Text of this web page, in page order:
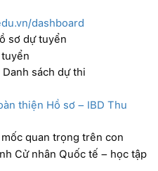
dashboard
sơ dự tuyển
sách dự thi
thiện Hồ sơ – IBD Thu
quan trọng trên con
Cử nhân Quốc tế – học tập